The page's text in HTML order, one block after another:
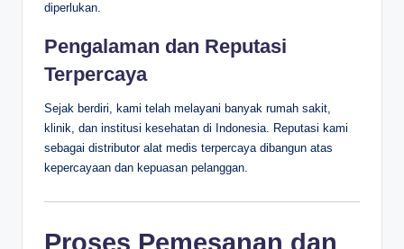
diperlukan.
Pengalaman dan Reputasi
Terpercaya
Sejak berdiri, kami telah melayani banyak rumah sakit,
klinik, dan institusi kesehatan di Indonesia. Reputasi kami
sebagai distributor alat medis terpercaya dibangun atas
kepercayaan dan kepuasan pelanggan.
Proses Pemesanan dan